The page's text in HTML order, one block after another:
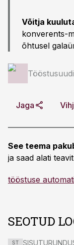
Võitja
konverents-
õhtusel
Jaga
See teema
ja saad alati
tööstuse
SEOTUD
ST